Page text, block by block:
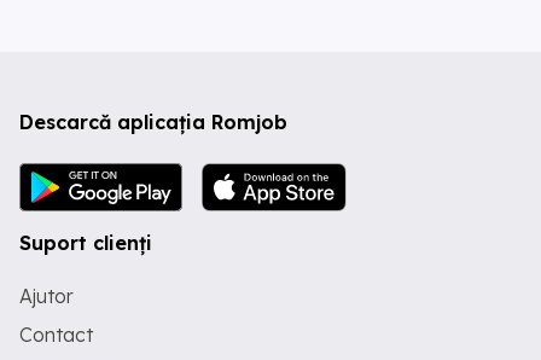
Descarcă aplicația Romjob
Suport clienți
Ajutor
Contact